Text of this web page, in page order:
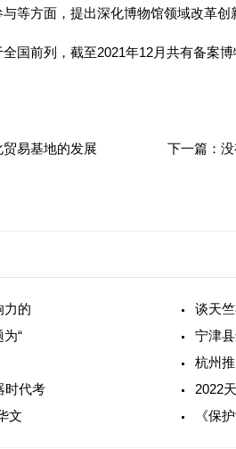
等方面，提出深化博物馆领域改革创
前列，截至2021年12月共有备案博
易基地的发展 下一篇：没
力的
谈天
“
宁津
杭州
时代考
2022
文
《保